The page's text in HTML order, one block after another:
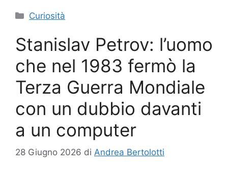
Categorie
Curiosità
Stanislav Petrov: l’uomo
che nel 1983 fermò la
Terza Guerra Mondiale
con un dubbio davanti
a un computer
28 Giugno 2026 di Andrea Bertolotti